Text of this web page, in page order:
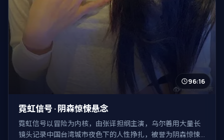
96:16
霓虹信号 · 阴森惊悚悬念
霓虹信号以冒险为内核，由张译担纲主演，乌尔善用大量长
镜头记录中国台湾城市夜色下的人性挣扎，被誉为阴森惊悚